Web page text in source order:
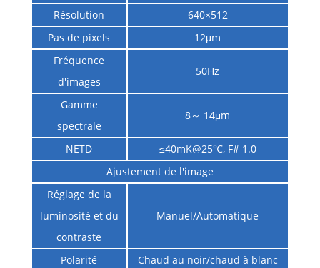
Résolution
640×512
Pas de pixels
12μm
Fréquence
d'images
50Hz
Gamme
spectrale
8～ 14μm
NETD
≤40mK@25℃, F# 1.0
Ajustement de l'image
Réglage de la
luminosité et du
contraste
Manuel/Automatique
Polarité
Chaud au noir/chaud à blanc